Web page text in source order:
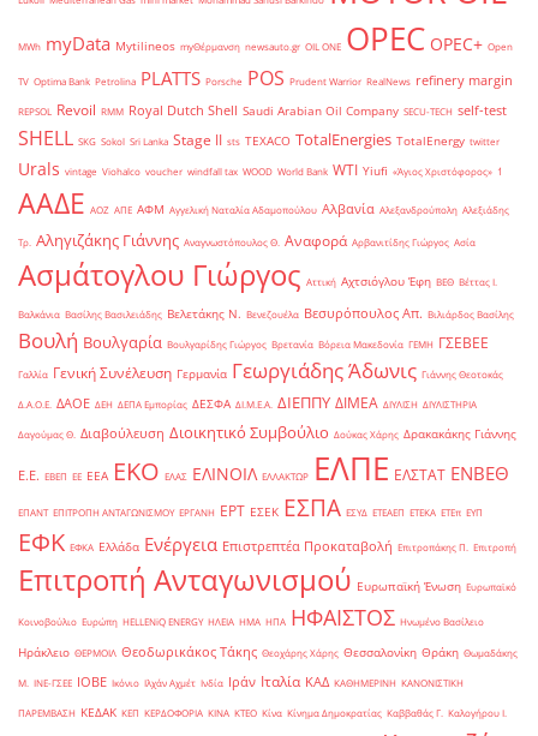
MWh myData Mytilineos myΘέρμανση newsauto.gr OIL ONE OPEC OPEC+ Open
TV Optima Bank Petrolina PLATTS Porsche POS Prudent Warrior RealNews refinery margin
REPSOL Revoil RMM Royal Dutch Shell Saudi Arabian Oil Company SECU-TECH self-test
SHELL SKG Sokol Sri Lanka Stage II sts TEXACO TotalEnergies TotalEnergy twitter
Urals vintage Viohalco voucher windfall tax WOOD World Bank WTI Yiufi «Άγιος Χριστόφορος» ΄1
ΑΑΔΕ ΑΟΖ ΑΠΕ ΑΦΜ Αγγελική Ναταλία Αδαμοπούλου Αλβανία Αλεξανδρούπολη Αλεξιάδης
Τρ. Αληγιζάκης Γιάννης Αναγνωστόπουλος Θ. Αναφορά Αρβανιτίδης Γιώργος Ασία
Ασμάτογλου Γιώργος Αττική Αχτσιόγλου Έφη ΒΕΘ Βέττας Ι.
Βαλκάνια Βασίλης Βασιλειάδης Βελετάκης Ν. Βενεζουέλα Βεσυρόπουλος Απ. Βιλιάρδος Βασίλης
Βουλή Βουλγαρία Βουλγαρίδης Γιώργος Βρετανία Βόρεια Μακεδονία ΓΕΜΗ ΓΣΕΒΕΕ
Γαλλία Γενική Συνέλευση Γερμανία Γεωργιάδης Άδωνις Γιάννης Θεοτοκάς
Δ.Α.Ο.Ε. ΔΑΟΕ ΔΕΗ ΔΕΠΑ Εμπορίας ΔΕΣΦΑ ΔΙ.Μ.Ε.Α. ΔΙΕΠΠΥ ΔΙΜΕΑ ΔΙΥΛΙΣΗ ΔΙΥΛΙΣΤΗΡΙΑ
Δαγούμας Θ. Διαβούλευση Διοικητικό Συμβούλιο Δούκας Χάρης Δρακακάκης Γιάννης
Ε.Ε. ΕΒΕΠ ΕΕ ΕΕΑ ΕΚΟ ΕΛΑΣ ΕΛΙΝΟΙΛ ΕΛΛΑΚΤΩΡ ΕΛΠΕ ΕΛΣΤΑΤ ΕΝΒΕΘ
ΕΠΑΝΤ ΕΠΙΤΡΟΠΗ ΑΝΤΑΓΩΝΙΣΜΟΥ ΕΡΓΑΝΗ ΕΡΤ ΕΣΕΚ ΕΣΠΑ ΕΣΥΔ ΕΤΕΑΕΠ ΕΤΕΚΑ ΕΤΕπ ΕΥΠ
ΕΦΚ ΕΦΚΑ Ελλάδα Ενέργεια Επιστρεπτέα Προκαταβολή Επιτροπάκης Π. Επιτροπή
Επιτροπή Ανταγωνισμού Ευρωπαϊκή Ένωση Ευρωπαϊκό
Κοινοβούλιο Ευρώπη ΗELLENiQ ENERGY ΗΛΕΙΑ ΗΜΑ ΗΠΑ ΗΦΑΙΣΤΟΣ Ηνωμένο Βασίλειο
Ηράκλειο ΘΕΡΜΟΙΛ Θεοδωρικάκος Τάκης Θεοχάρης Χάρης Θεσσαλονίκη Θράκη Θωμαδάκης
Μ. ΙΝΕ-ΓΣΕΕ ΙΟΒΕ Ικόνιο Ιλχάν Αχμέτ Ινδία Ιράν Ιταλία ΚΑΔ ΚΑΘΗΜΕΡΙΝΗ ΚΑΝΟΝΙΣΤΙΚΗ
ΠΑΡΕΜΒΑΣΗ ΚΕΔΑΚ ΚΕΠ ΚΕΡΔΟΦΟΡΙΑ ΚΙΝΑ ΚΤΕΟ Κίνα Κίνημα Δημοκρατίας Καββαθάς Γ. Καλογήρου Ι.